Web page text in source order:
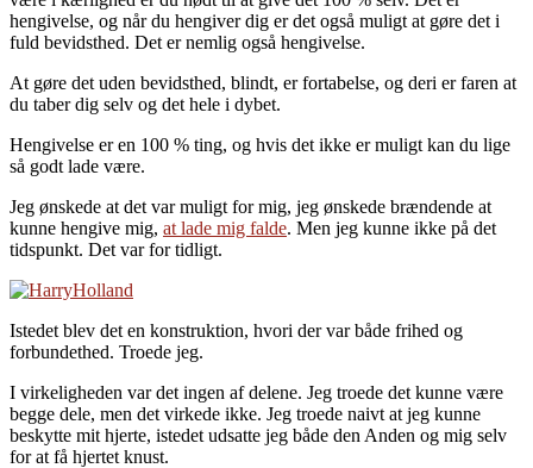
hengivelse, og når du hengiver dig er det også muligt at gøre det i
fuld bevidsthed. Det er nemlig også hengivelse.
At gøre det uden bevidsthed, blindt, er fortabelse, og deri er faren at
du taber dig selv og det hele i dybet.
Hengivelse er en 100 % ting, og hvis det ikke er muligt kan du lige
så godt lade være.
Jeg ønskede at det var muligt for mig, jeg ønskede brændende at
kunne hengive mig, at lade mig falde. Men jeg kunne ikke på det
tidspunkt. Det var for tidligt.
Istedet blev det en konstruktion, hvori der var både frihed og
forbundethed. Troede jeg.
I virkeligheden var det ingen af delene. Jeg troede det kunne være
begge dele, men det virkede ikke. Jeg troede naivt at jeg kunne
beskytte mit hjerte, istedet udsatte jeg både den Anden og mig selv
for at få hjertet knust.